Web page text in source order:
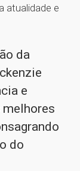
atualidade e
da
e
do